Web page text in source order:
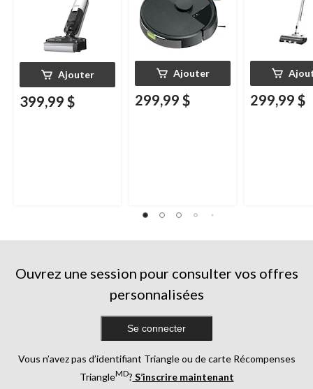
Ajouter
399,99 $
Ajouter
299,99 $ 299,99 $
Ouvrez une session pour consulter vos offres
personnalisées
Se connecter
Vous n’avez pas d’identifiant Triangle ou de carte Récompenses
TriangleMD? S’inscrire maintenant